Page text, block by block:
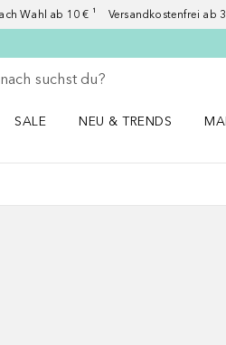
Wahl ab 10 € ¹ Versandkostenfrei ab
SALE
NEU & TRENDS